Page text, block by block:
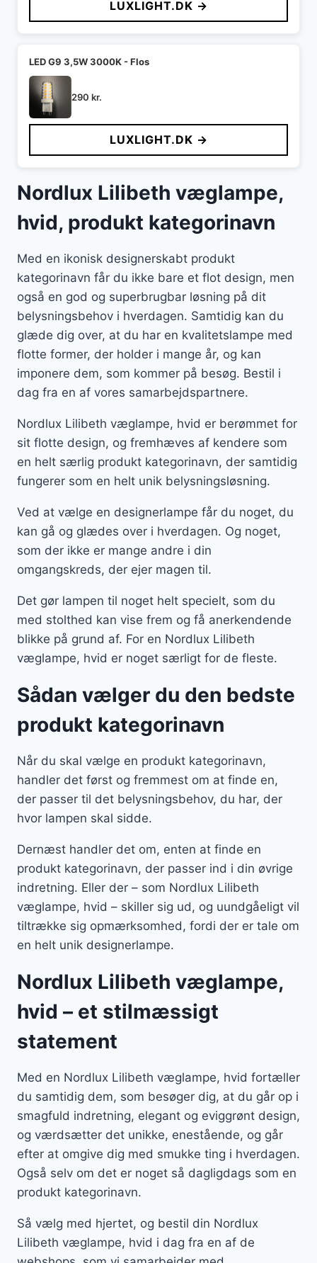
LUXLIGHT.DK →
LED G9 3,5W 3000K - Flos
290 kr.
LUXLIGHT.DK →
Nordlux Lilibeth væglampe,
hvid, produkt kategorinavn
Med en ikonisk designerskabt produkt
kategorinavn får du ikke bare et flot design, men
også en god og superbrugbar løsning på dit
belysningsbehov i hverdagen. Samtidig kan du
glæde dig over, at du har en kvalitetslampe med
flotte former, der holder i mange år, og kan
imponere dem, som kommer på besøg. Bestil i
dag fra en af vores samarbejdspartnere.
Nordlux Lilibeth væglampe, hvid er berømmet for
sit flotte design, og fremhæves af kendere som
en helt særlig produkt kategorinavn, der samtidig
fungerer som en helt unik belysningsløsning.
Ved at vælge en designerlampe får du noget, du
kan gå og glædes over i hverdagen. Og noget,
som der ikke er mange andre i din
omgangskreds, der ejer magen til.
Det gør lampen til noget helt specielt, som du
med stolthed kan vise frem og få anerkendende
blikke på grund af. For en Nordlux Lilibeth
væglampe, hvid er noget særligt for de fleste.
Sådan vælger du den bedste
produkt kategorinavn
Når du skal vælge en produkt kategorinavn,
handler det først og fremmest om at finde en,
der passer til det belysningsbehov, du har, der
hvor lampen skal sidde.
Dernæst handler det om, enten at finde en
produkt kategorinavn, der passer ind i din øvrige
indretning. Eller der – som Nordlux Lilibeth
væglampe, hvid – skiller sig ud, og uundgåeligt vil
tiltrække sig opmærksomhed, fordi der er tale om
en helt unik designerlampe.
Nordlux Lilibeth væglampe,
hvid – et stilmæssigt
statement
Med en Nordlux Lilibeth væglampe, hvid fortæller
du samtidig dem, som besøger dig, at du går op i
smagfuld indretning, elegant og eviggrønt design,
og værdsætter det unikke, enestående, og går
efter at omgive dig med smukke ting i hverdagen.
Også selv om det er noget så dagligdags som en
produkt kategorinavn.
Så vælg med hjertet, og bestil din Nordlux
Lilibeth væglampe, hvid i dag fra en af de